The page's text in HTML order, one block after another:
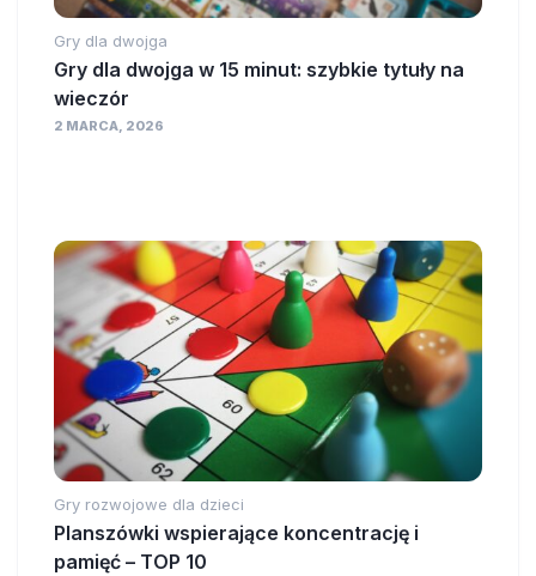
Gry dla dwojga
Gry dla dwojga w 15 minut: szybkie tytuły na
wieczór
2 MARCA, 2026
Gry rozwojowe dla dzieci
Planszówki wspierające koncentrację i
pamięć – TOP 10